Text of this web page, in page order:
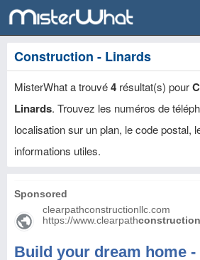
Construction - Linards
MisterWhat a trouvé4 résultat(s) pour
Linards. Trouvez les numéros de
localisation sur un plan, le code postal,
informations utiles.